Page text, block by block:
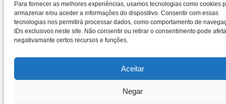
Para fornecer as melhores experiências, usamos tecnologias como cookies
armazenar e/ou aceder a informações do dispositivo. Consentir com essas
tecnologias nos permitirá processar dados, como comportamento de
IDs exclusivos neste site. Não consentir ou retirar o consentimento pode
negativamante certos recursos e funções.
Aceitar
Negar
Entidade RAL – CACRC
Política de cookies
Política de privacidade